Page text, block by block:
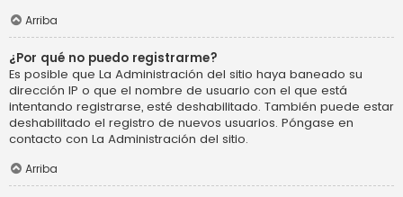
Arriba
¿Por qué no puedo registrarme?
Es posible que La Administración del sitio haya baneado su
dirección IP o que el nombre de usuario con el que está
intentando registrarse, esté deshabilitado. También puede estar
deshabilitado el registro de nuevos usuarios. Póngase en
contacto con La Administración del sitio.
Arriba